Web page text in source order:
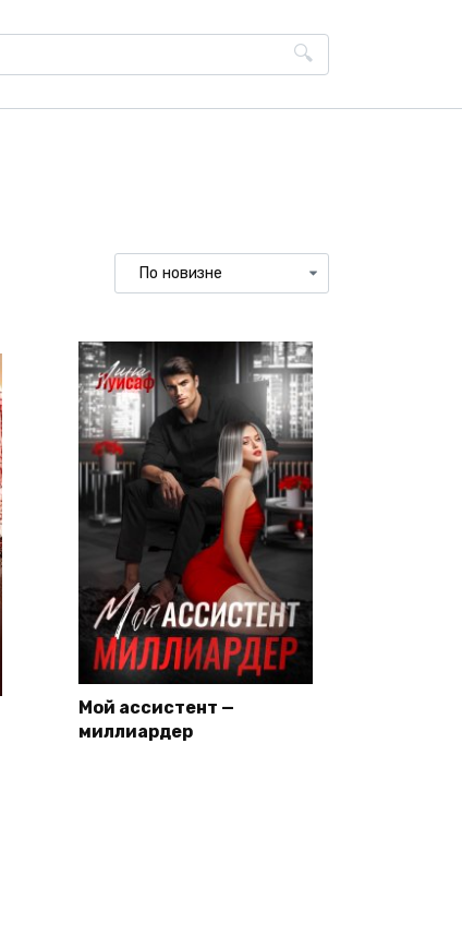
Мой ассистент —
миллиардер